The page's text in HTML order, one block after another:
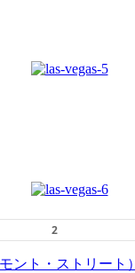
ント・ストリート）